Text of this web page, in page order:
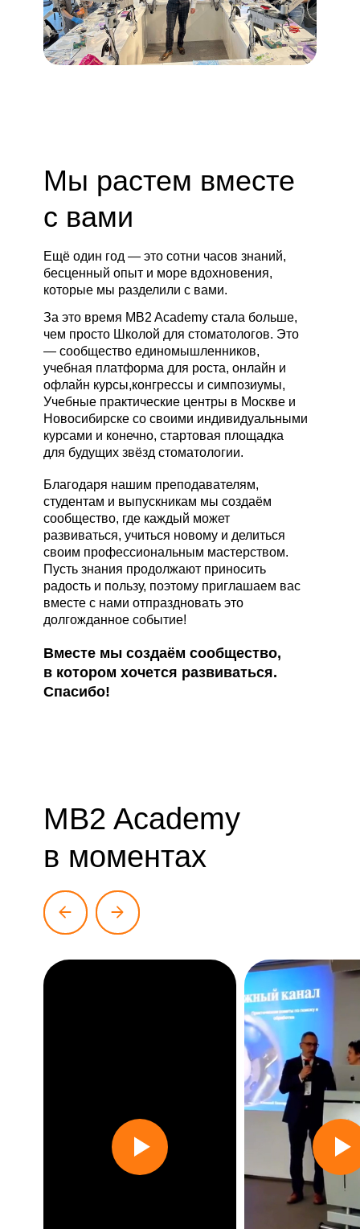
Мы растем вместе
с вами
Ещё один год — это сотни часов знаний,
бесценный опыт и море вдохновения,
которые мы разделили с вами.
За это время MB2 Academy стала больше,
чем просто Школой для стоматологов. Это
— сообщество единомышленников,
учебная платформа для роста, онлайн и
офлайн курсы,конгрессы и симпозиумы,
Учебные практические центры в Москве и
Новосибирске со своими индивидуальными
курсами и конечно, стартовая площадка
для будущих звёзд стоматологии.
Благодаря нашим преподавателям,
студентам и выпускникам мы создаём
сообщество, где каждый может
развиваться, учиться новому и делиться
своим профессиональным мастерством.
Пусть знания продолжают приносить
радость и пользу, поэтому приглашаем вас
вместе с нами отпраздновать это
долгожданное событие!
Вместе мы создаём сообщество,
в котором хочется развиваться.
Спасибо!
MB2 Academy
в моментах